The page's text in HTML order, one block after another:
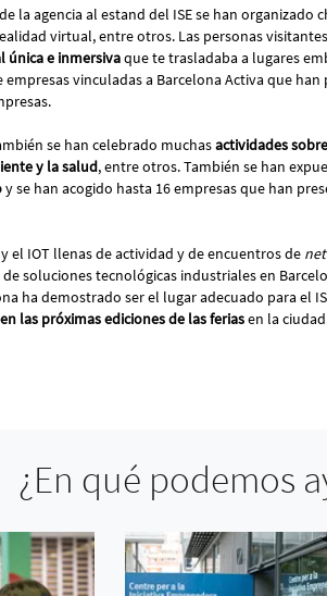
la agencia al estand del ISE se han organizado
virtual, entre otros. Las personas
única e inmersivaque te trasladaba a lugares
empresas vinculadas a Barcelona Activa que
se han celebrado muchasactividades
y la salud, entre otros. También se han
y se han acogido hasta 16 empresas que han
el IOT llenas de actividad y de encuentros de
soluciones tecnológicas industriales en
ha demostrado ser el lugar adecuado para el
las próximas ediciones de las feriasen la
¿En qué podemos